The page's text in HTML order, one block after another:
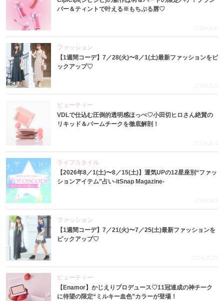
パー＆ティントで叶える※もちぷる唇♡
2026.8.6
ファッション
【1週間コーデ】7／28(火)〜8／1(土)最新ファッションをピ
ックアップ♡
2026.8.5
ビューティー
VDLで仕込む圧倒的透明感ほっぺ♡小田切ヒロさん絶賛の
リキッド＆バームチークを徹底解剖！
2026.8.4
ライフスタイル
【2026年8／1(土)〜8／15(土)】運気UPの12星座別“ファッ
ションアイテム”占い-itSnap Magazine-
2026.8.1
ファッション
【1週間コーデ】7／21(火)〜7／25(土)最新ファッションを
ピックアップ♡
2026.7.29
ビューティー
【Enamor】かじえりプロデュース♡11冠達成の神チーク
に待望の限定“ミルキー血色”カラーが登場！